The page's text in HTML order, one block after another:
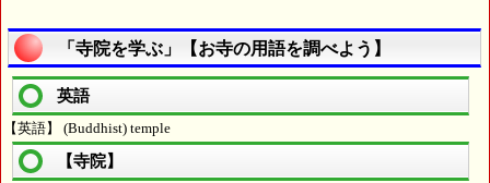
「寺院を学ぶ」【お寺の用語を調べよう】
英語
【英語】 (Buddhist) temple
【寺院】